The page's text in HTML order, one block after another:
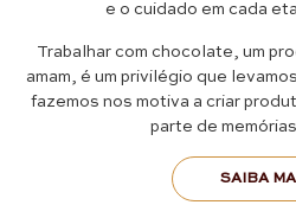
e o cuidado em cada
Trabalhar com chocolate, um
amam, é um privilégio que
fazemos nos motiva a criar
parte de
SAIBA